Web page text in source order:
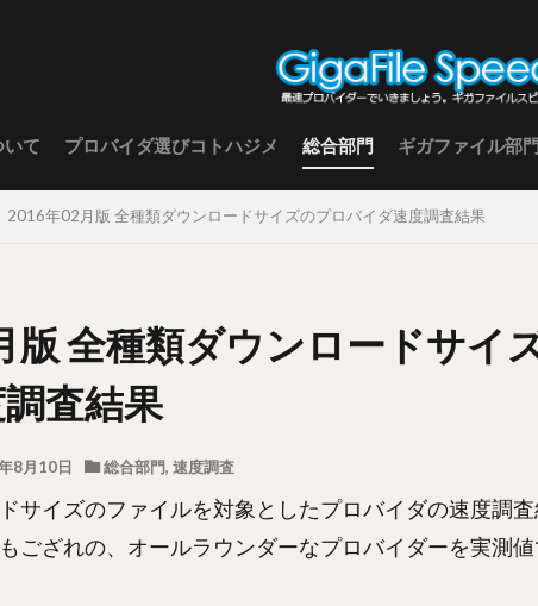
いて プロバイダ選びコトハジメ 総合部門 ギガファイル部門
2016年02月版 全種類ダウンロードサイズのプロバイダ速度調査結果
版 全種類ダウンロードサイ
査結果
8月10日 総合部門, 速度調査
サイズのファイルを対象としたプロバイダの速度調査
ござれの、オールラウンダーなプロバイダーを実測